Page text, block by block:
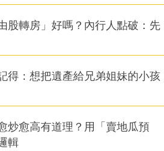
股轉房」好嗎？內行人點破：先
得：想把遺產給兄弟姐妹的小孩
炒愈高有道理？用「賣地瓜預
輯